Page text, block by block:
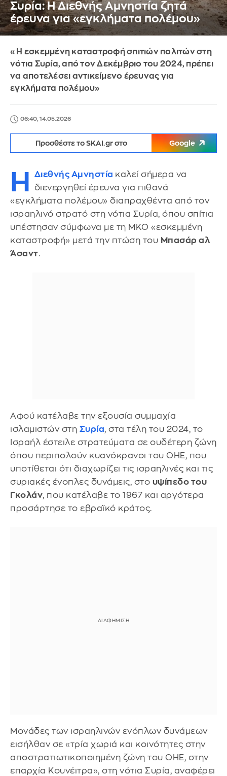
Συρία: Η Διεθνής Αμνηστία ζητά
έρευνα για «εγκλήματα πολέμου»
«Η εσκεμμένη καταστροφή σπιτιών πολιτών στη
νότια Συρία, από τον Δεκέμβριο του 2024, πρέπει
να αποτελέσει αντικείμενο έρευνας για
εγκλήματα πολέμου»
06:40, 14.05.2026
Προσθέστε το SKAI.gr στο Google
Η Διεθνής Αμνηστία καλεί σήμερα να
διενεργηθεί έρευνα για πιθανά
«εγκλήματα πολέμου» διαπραχθέντα από τον
ισραηλινό στρατό στη νότια Συρία, όπου σπίτια
υπέστησαν σύμφωνα με τη ΜΚΟ «εσκεμμένη
καταστροφή» μετά την πτώση του Μπασάρ αλ
Άσαντ.
Αφού κατέλαβε την εξουσία συμμαχία
ισλαμιστών στη Συρία, στα τέλη του 2024, το
Ισραήλ έστειλε στρατεύματα σε ουδέτερη ζώνη
όπου περιπολούν κυανόκρανοι του ΟΗΕ, που
υποτίθεται ότι διαχωρίζει τις ισραηλινές και τις
συριακές ένοπλες δυνάμεις, στο υψίπεδο του
Γκολάν, που κατέλαβε το 1967 και αργότερα
προσάρτησε το εβραϊκό κράτος.
Μονάδες των ισραηλινών ενόπλων δυνάμεων
εισήλθαν σε «τρία χωριά και κοινότητες στην
αποστρατιωτικοποιημένη ζώνη του ΟΗΕ, στην
επαρχία Κουνέιτρα», στη νότια Συρία, αναφέρει